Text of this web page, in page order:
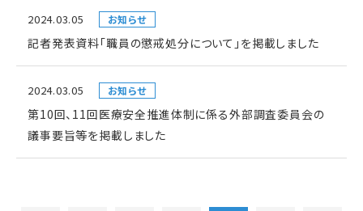
2024.03.05 お知らせ
記者発表資料「職員の懲戒処分について」を掲載しました
2024.03.05 お知らせ
第10回、11回医療安全推進体制に係る外部調査委員会の
議事要旨等を掲載しました